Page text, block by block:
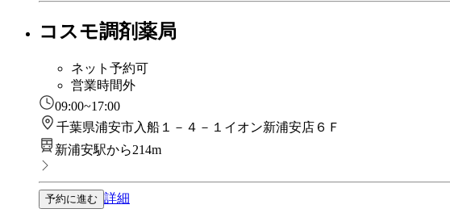
コスモ調剤薬局
ネット予約可
営業時間外
09:00~17:00
千葉県浦安市入船１－４－１イオン新浦安店６Ｆ
新浦安駅から214m
予約に進む 詳細